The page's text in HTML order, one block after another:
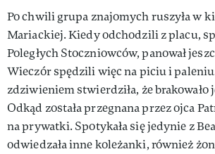
Po chwili grupa znajomych ruszyła w
Mariackiej. Kiedy odchodzili z placu,
Poległych Stoczniowców, panował
Wieczór spędzili więc na piciu i
zdziwieniem stwierdziła, że brakowało
Odkąd została przegnana przez ojca
na prywatki. Spotykała się jedynie z
odwiedzała inne koleżanki, również